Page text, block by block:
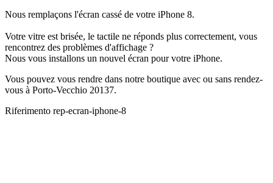
Nous remplaçons l'écran cassé de votre iPhone 8.
Votre vitre est brisée, le tactile ne réponds plus correctement, vous
rencontrez des problèmes d'affichage ?
Nous vous installons un nouvel écran pour votre iPhone.
Vous pouvez vous rendre dans notre boutique avec ou sans rendez-
vous à Porto-Vecchio 20137.
Riferimento rep-ecran-iphone-8